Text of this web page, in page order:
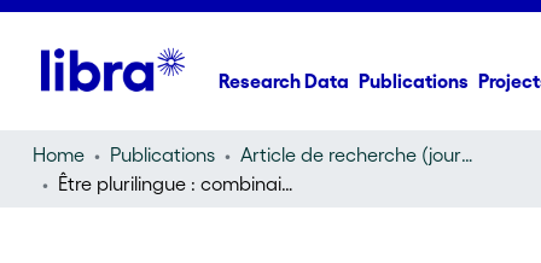
Research Data Publications
Home Publications
Article de recherche (journal article)
Être plurilingue : combinaisons et complémentarité